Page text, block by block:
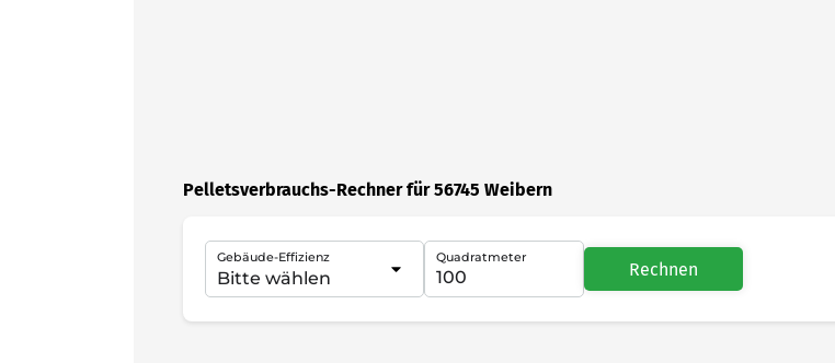
Pelletsverbrauchs-Rechner für 56745 Weibern
Gebäude-Effizienz Quadratmeter
Rechnen